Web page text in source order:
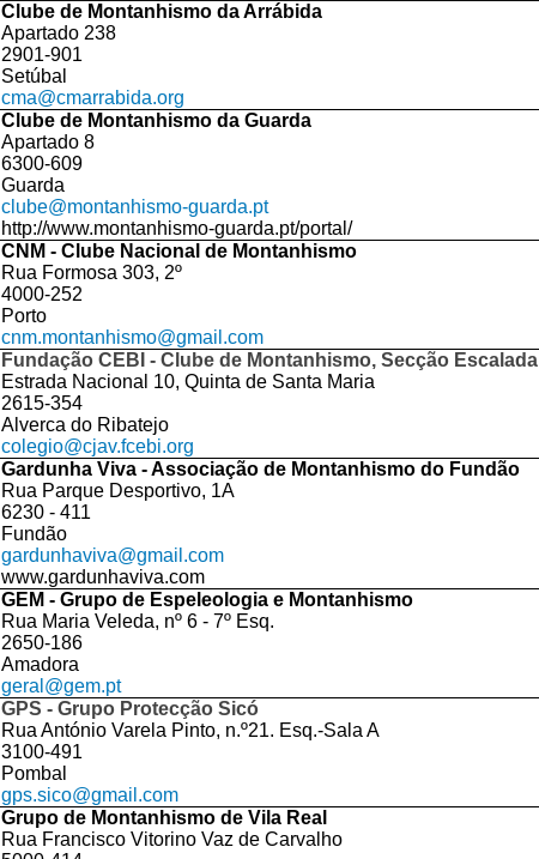
Clube de Montanhismo da Arrábida
Apartado 238
2901-901
Setúbal
cma@cmarrabida.org
Clube de Montanhismo da Guarda
Apartado 8
6300-609
Guarda
clube@montanhismo-guarda.pt
http://www.montanhismo-guarda.pt/portal/
CNM - Clube Nacional de Montanhismo
Rua Formosa 303, 2º
4000-252
Porto
cnm.montanhismo@gmail.com
Fundação CEBI - Clube de Montanhismo, Secção Escalada
Estrada Nacional 10, Quinta de Santa Maria
2615-354
Alverca do Ribatejo
colegio@cjav.fcebi.org
Gardunha Viva - Associação de Montanhismo do Fundão
Rua Parque Desportivo, 1A
6230 - 411
Fundão
gardunhaviva@gmail.com
www.gardunhaviva.com
GEM - Grupo de Espeleologia e Montanhismo
Rua Maria Veleda, nº 6 - 7º Esq.
2650-186
Amadora
geral@gem.pt
GPS - Grupo Protecção Sicó
Rua António Varela Pinto, n.º21. Esq.-Sala A
3100-491
Pombal
gps.sico@gmail.com
Grupo de Montanhismo de Vila Real
Rua Francisco Vitorino Vaz de Carvalho